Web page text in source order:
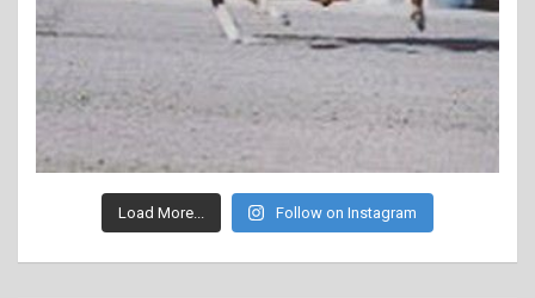
Load More... Follow on Instagram